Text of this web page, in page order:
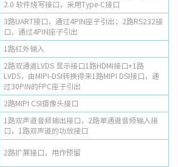
2.0 软件烧写接口，采用Type-C接口
3路UART接口，通过4PIN座子引出；2路RS232接
口，通过4PIN座子引出
1路红外输入
2路双通道LVDS 显示接口1路HDMI接口+1路
LVDS，由MIPI-DSI转换得来1路MIPI DSI接口，通
过30PIN的FPC座子引出
2路MIPI CSI摄像头接口
1路双声道音频输出接口，2路单通道音频输入接
口，1路双声道的功放接口
2路扩展接口，用作预留